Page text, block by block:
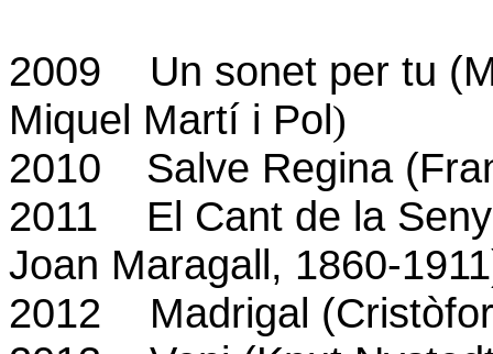
2009 Un sonet per tu
Miquel Martí i Pol)
2010
Salve Regina
2011 El Cant de la
Joan Maragall, 1860-
2012 Madrigal